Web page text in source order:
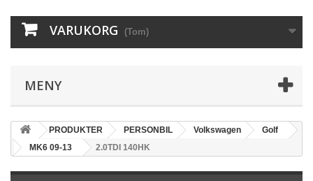
VARUKORG (Tom)
MENY
PRODUKTER PERSONBIL Volkswagen
Golf
MK6 09-13
2.0TDI 140HK